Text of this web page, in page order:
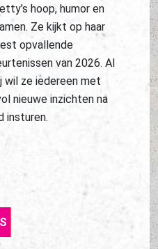
hoop, humor en
Ze kijkt op haar
opvallende
van 2026. Al
wil ze iedereen met
nieuwe inzichten na
insturen.